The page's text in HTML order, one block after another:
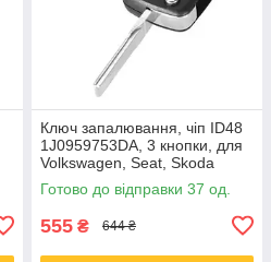
Ключ запалювання, чіп ID48
1J0959753DA, 3 кнопки, для
Volkswagen, Seat, Skoda
Готово до відправки 37 од.
555 ₴ 644 ₴